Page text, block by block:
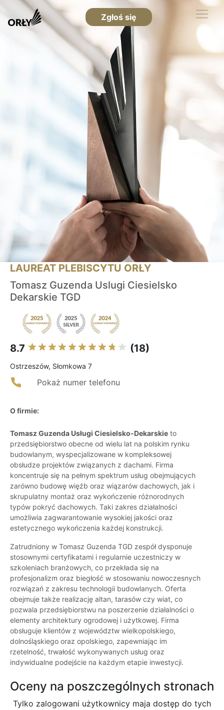
Zgłoś się
LAUREAT PLEBISCYTU ORŁY
Tomasz Guzenda Uslugi Ciesielsko
Dekarskie TGD
8.7 (18)
Ostrzeszów, Słomkowa 7
Pokaż numer telefonu
O firmie:
Tomasz Guzenda Usługi Ciesielsko-Dekarskie to
przedsiębiorstwo obecne od wielu lat na polskim rynku
budowlanym, wyspecjalizowane w kompleksowej
obsłudze projektów związanych z dachami. Firma
koncentruje się na pełnym spektrum usług obejmujących
zarówno budowę więźb oraz wiązarów dachowych, jak i
skrupulatny montaż oraz wykończenie różnorodnych
typów pokryć dachowych. Taki zakres działalności
umożliwia zagwarantowanie wysokiej jakości oraz
estetycznego wykończenia każdej konstrukcji.
Zatrudniony w Tomasz Guzenda TGD zespół dysponuje
stosownymi certyfikatami i regularnie uczestniczy w
szkoleniach branżowych, co przekłada się na
profesjonalizm oraz biegłość w stosowaniu nowoczesnych
rozwiązań z zakresu technologii budowlanych. Oferta
obejmuje także realizację altan, tarasów czy wiat, co
pozwala przedsiębiorstwu na poszerzenie działalności o
elementy architektury ogrodowej i użytkowej. Firma
obsługuje klientów z województw wielkopolskiego,
dolnośląskiego oraz opolskiego, zapewniając im
rzetelność, trwałość wykonywanych usług oraz
indywidualne podejście na każdym etapie inwestycji.
Oceny na poszczególnych stronach
Tylko zalogowani użytkownicy maja dostęp do tych